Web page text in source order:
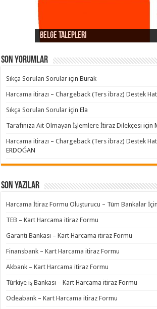
Belge Talepleri
Kart hamilinin işlemi hatırlamaması
Provizyon Hatası itirazları
Dolandırıcılık itirazları
Süreç Hatası itirazları
iptal / iade itirazları
Ürün / Hizmet Temini itirazları
Son yorumlar
Sıkça Sorulan Sorular içinBurak
Harcama itirazı – Chargeback (Ters ibraz) Destek
Sıkça Sorulan Sorular içinEla
Tarafınıza Ait Olmayan İşlemlere İtiraz Dilekçesi için
Harcama itirazı – Chargeback (Ters ibraz) Destek
ERDOĞAN
Son Yazılar
Harcama İtiraz Formu Oluşturucu – Tüm Bankalar İçin
TEB – Kart Harcama itiraz Formu
Garanti Bankası – Kart Harcama itiraz Formu
Finansbank – Kart Harcama itiraz Formu
Akbank – Kart Harcama itiraz Formu
Türkiye iş Bankası – Kart Harcama itiraz Formu
Odeabank – Kart Harcama itiraz Formu